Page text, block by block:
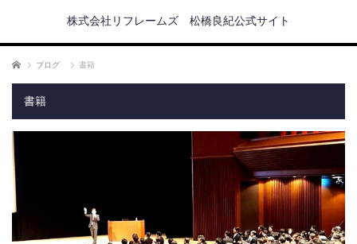
株式会社リフレームズ 松橋良紀公式サイト
ホーム ブログ 書籍
書籍